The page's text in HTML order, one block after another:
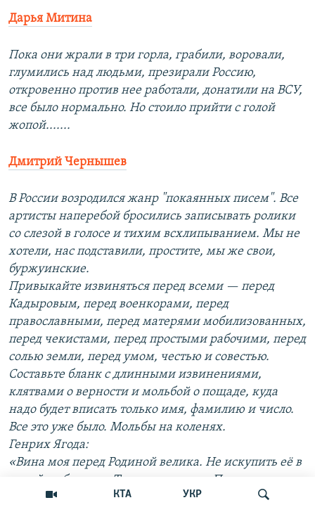
КТА УКР
Дарья Митина
Пока они жрали в три горла, грабили, воровали,
глумились над людьми, презирали Россию,
откровенно против нее работали, донатили на ВСУ,
все было нормально. Но стоило прийти с голой
жопой.......
Дмитрий Чернышев
В России возродился жанр "покаянных писем". Все
артисты наперебой бросились записывать ролики
со слезой в голосе и тихим всхлипыванием. Мы не
хотели, нас подставили, простите, мы же свои,
буржуинские.
Привыкайте извиняться перед всеми — перед
Кадыровым, перед военкорами, перед
православными, перед матерями мобилизованных,
перед чекистами, перед простыми рабочими, перед
солью земли, перед умом, честью и совестью.
Составьте бланк с длинными извинениями,
клятвами о верности и мольбой о пощаде, куда
надо будет вписать только имя, фамилию и число.
Все это уже было. Мольбы на коленях.
Генрих Ягода:
«Вина моя перед Родиной велика. Не искупить её в
какой-либо мере. Тяжело умирать. Перед всем
народом и партией стою на коленях и прошу